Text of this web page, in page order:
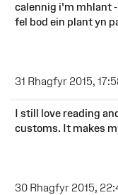
calennig i'm mhlant
fel bod ein plant yn
31 Rhagfyr 2015,
I still love reading
customs. It makes
30 Rhagfyr 2015,